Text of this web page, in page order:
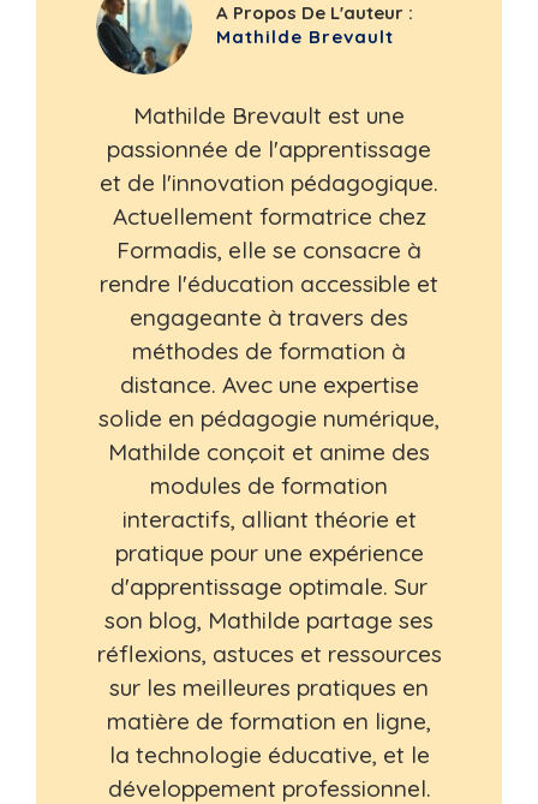
A Propos De L'auteur :
Mathilde Brevault
Mathilde Brevault est une
passionnée de l'apprentissage
et de l'innovation pédagogique.
Actuellement formatrice chez
Formadis, elle se consacre à
rendre l'éducation accessible et
engageante à travers des
méthodes de formation à
distance. Avec une expertise
solide en pédagogie numérique,
Mathilde conçoit et anime des
modules de formation
interactifs, alliant théorie et
pratique pour une expérience
d'apprentissage optimale. Sur
son blog, Mathilde partage ses
réflexions, astuces et ressources
sur les meilleures pratiques en
matière de formation en ligne,
la technologie éducative, et le
développement professionnel.